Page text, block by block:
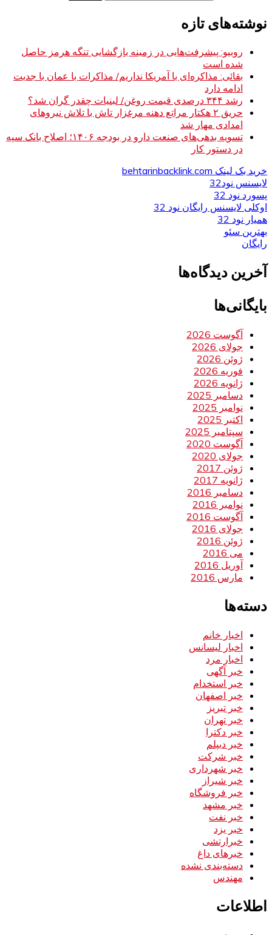
نوشته‌های تازه
روبیو: پیشرفت‌هایی در زمینه بازگشایی تنگه هرمز حاصل
شده است
بقائی: مذاکره‌ای با آمریکا نداریم/ مذاکرات با عمان با جدیت
ادامه دارد
رشد ۳۴۴ درصدی قیمت روغن/ لبنیات چقدر گران شد؟
حریق ۲ هکتار مراتع دهنه مرغزار تاش با تلاش نیروهای
امدادی مهار شد
تسویه بدهی‌های صنعت دارو در بودجه ۱۴۰۶؛ اصلاح بانک سپه
در دستور کار
خرید بک لینک behtarinbacklink.com
لایسنس نود32
پسورد نود 32
اوکلی لایسنس رایگان نود 32
همیار نود 32
بهترین سئو
رایگان
آخرین دیدگاه‌ها
بایگانی‌ها
آگوست 2026
جولای 2026
ژوئن 2026
فوریه 2026
ژانویه 2026
دسامبر 2025
نوامبر 2025
اکتبر 2025
سپتامبر 2025
آگوست 2020
جولای 2020
ژوئن 2017
ژانویه 2017
دسامبر 2016
نوامبر 2016
آگوست 2016
جولای 2016
ژوئن 2016
می 2016
آوریل 2016
مارس 2016
دسته‌ها
اخبار خانم
اخبار لیسانس
اخبار مرد
خبر آگهی
خبر استخدام
خبر اصفهان
خبر تبریز
خبر تهران
خبر دکترا
خبر دیپلم
خبر شرکت
خبر شهرداری
خبر شیراز
خبر فروشگاه
خبر مشهد
خبر نفت
خبر یزد
خبرارتشی
خبرهای داغ
دسته‌بندی نشده
مهندس
اطلاعات